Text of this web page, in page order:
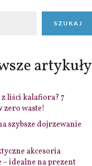
SZUKAJ
artykuły
liści kalafiora? 7
zero waste!
szybsze dojrzewanie
akcesoria
– idealne na prezent